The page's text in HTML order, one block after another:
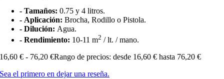
- Tamaños: 0.75 y 4 litros.
- Aplicación: Brocha, Rodillo o Pistola.
- Dilución: Agua.
- Rendimiento: 10-11 m2 / lt. / mano.
16,60€ - 76,20€Rango de precios: desde 16,60 € hasta 76,20 €
Sea el primero en dejar una reseña.